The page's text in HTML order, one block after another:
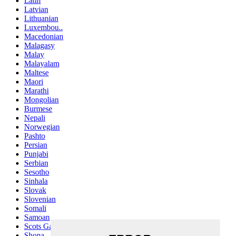
Latvian
Lithuanian
Luxembou..
Macedonian
Malagasy
Malay
Malayalam
Maltese
Maori
Marathi
Mongolian
Burmese
Nepali
Norwegian
Pashto
Persian
Punjabi
Serbian
Sesotho
Sinhala
Slovak
Slovenian
Somali
Samoan
Scots Gaelic